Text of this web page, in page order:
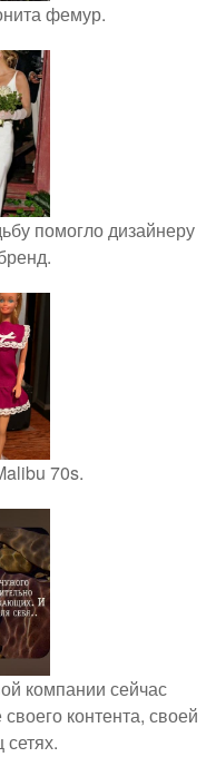
фемур.
помогло дизайнеру
70s.
компании сейчас
контента, своей